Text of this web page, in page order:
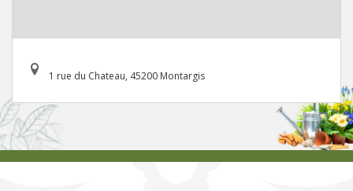
1 rue du Chateau, 45200 Montargis